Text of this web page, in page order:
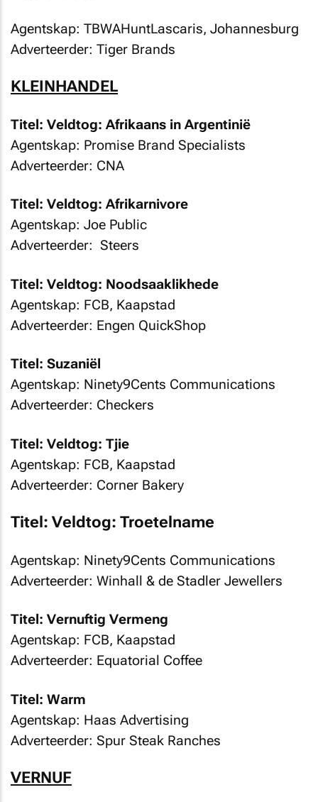
Agentskap: TBWAHuntLascaris, Johannesburg
Adverteerder: Tiger Brands
KLEINHANDEL
Titel: Veldtog: Afrikaans in Argentinië
Agentskap: Promise Brand Specialists
Adverteerder: CNA
Titel: Veldtog: Afrikarnivore
Agentskap: Joe Public
Adverteerder: Steers
Titel: Veldtog: Noodsaaklikhede
Agentskap: FCB, Kaapstad
Adverteerder: Engen QuickShop
Titel: Suzaniël
Agentskap: Ninety9Cents Communications
Adverteerder: Checkers
Titel: Veldtog: Tjie
Agentskap: FCB, Kaapstad
Adverteerder: Corner Bakery
Titel: Veldtog: Troetelname
Agentskap: Ninety9Cents Communications
Adverteerder: Winhall & de Stadler Jewellers
Titel: Vernuftig Vermeng
Agentskap: FCB, Kaapstad
Adverteerder: Equatorial Coffee
Titel: Warm
Agentskap: Haas Advertising
Adverteerder: Spur Steak Ranches
VERNUF